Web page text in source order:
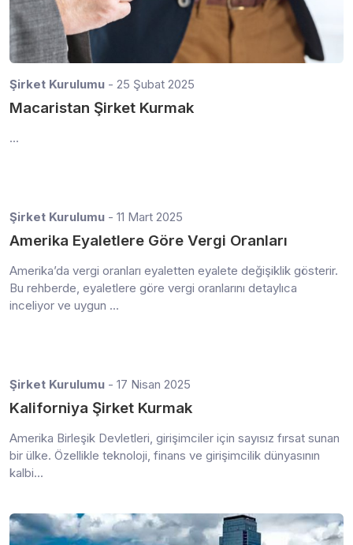
Şirket Kurulumu - 25 Şubat 2025
Macaristan Şirket Kurmak
...
Şirket Kurulumu - 11 Mart 2025
Amerika Eyaletlere Göre Vergi Oranları
Amerika’da vergi oranları eyaletten eyalete değişiklik gösterir.
Bu rehberde, eyaletlere göre vergi oranlarını detaylıca
inceliyor ve uygun ...
Şirket Kurulumu - 17 Nisan 2025
Kaliforniya Şirket Kurmak
Amerika Birleşik Devletleri, girişimciler için sayısız fırsat sunan
bir ülke. Özellikle teknoloji, finans ve girişimcilik dünyasının
kalbi...